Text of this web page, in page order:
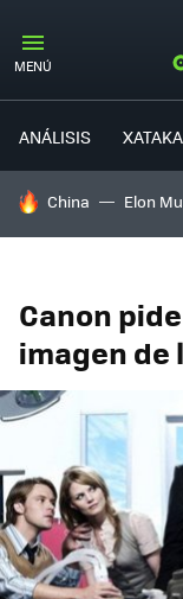
MENÚ
ANÁLISIS
HOY SE HABLA DE
China Elon
Canon
imagen de